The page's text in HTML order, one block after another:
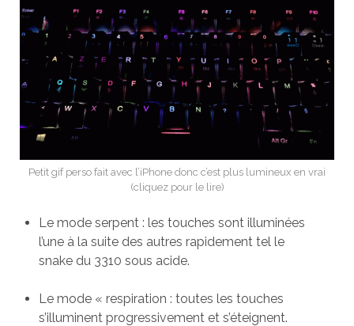
Petit gif perso fait avec l’iPhone donc c’est plus lumineux en vrai
(cliquez pour le lire)
Le mode serpent : les touches sont illuminées
l’une à la suite des autres rapidement tel le
snake du 3310 sous acide.
Le mode « respiration : toutes les touches
s’illuminent progressivement et s’éteignent.